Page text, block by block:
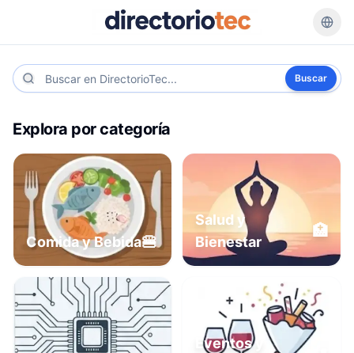
Buscar
Explora por categoría
Comida y Bebida🍔
Salud y
Bienestar
🏥
Eventos y